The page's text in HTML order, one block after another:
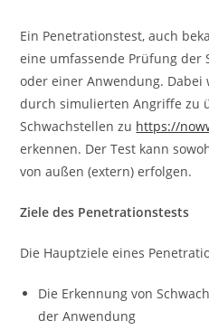
Ein Penetrationstest, auch
eine umfassende Prüfung der
oder einer Anwendung. Dabei
durch simulierten Angriffe zu
Schwachstellen zu https://
erkennen. Der Test kann
von außen (extern) erfolgen.
Ziele des Penetrationstests
Die Hauptziele eines
Die Erkennung von
der Anwendung